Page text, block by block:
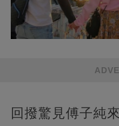
回撥驚見傅子純